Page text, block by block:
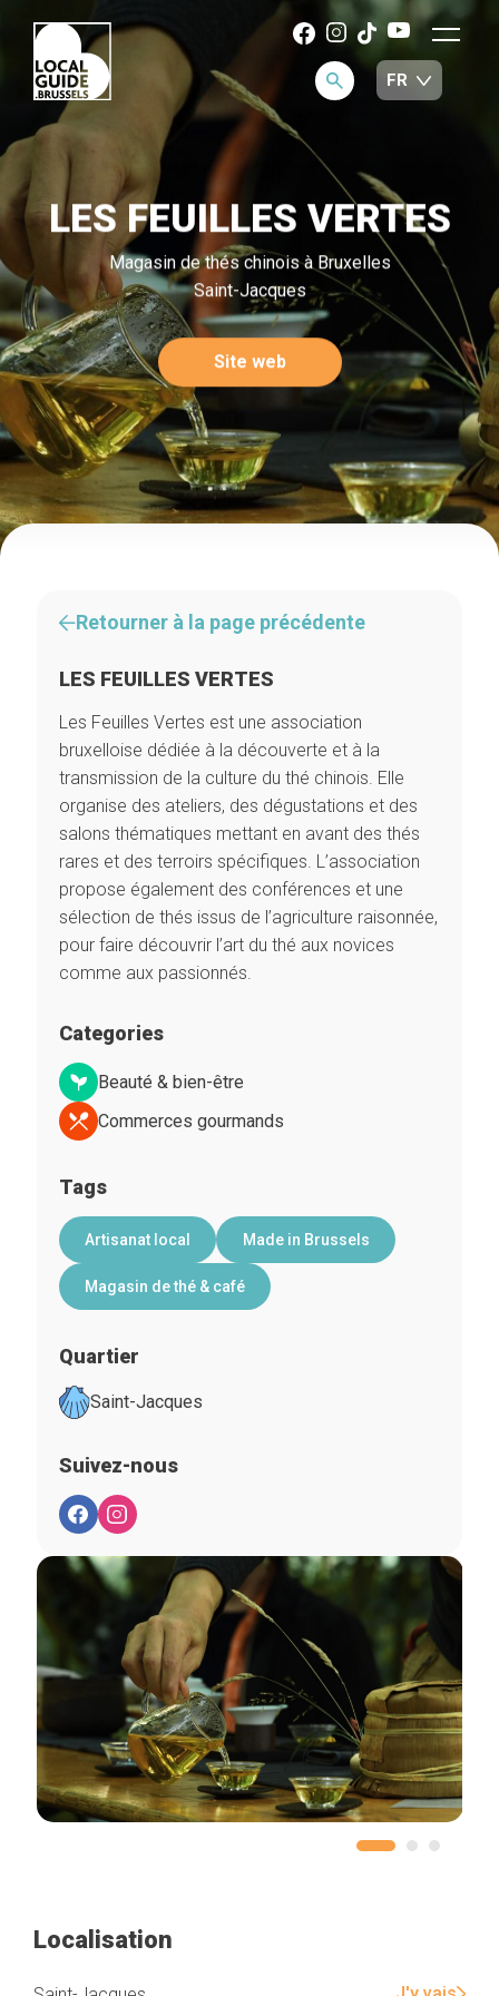
LES FEUILLES VERTES
Magasin de thés chinois à Bruxelles
Saint-Jacques
Site web
Retourner à la page précédente
LES FEUILLES VERTES
Les Feuilles Vertes est une association
bruxelloise dédiée à la découverte et à la
transmission de la culture du thé chinois. Elle
organise des ateliers, des dégustations et des
salons thématiques mettant en avant des thés
rares et des terroirs spécifiques. L’association
propose également des conférences et une
sélection de thés issus de l’agriculture raisonnée,
pour faire découvrir l’art du thé aux novices
comme aux passionnés.
Categories
Beauté & bien-être
Commerces gourmands
Tags
Artisanat local Made in Brussels
Magasin de thé & café
Quartier
Saint-Jacques
Suivez-nous
Localisation